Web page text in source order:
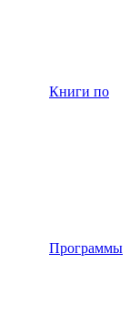
Книги по
Программы